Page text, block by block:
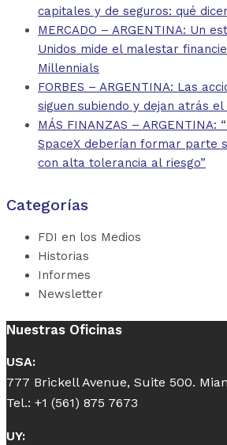
capitales y de seguros: qué
MERCADO – ARGENTINA: Un
Unidos mide el malestar
Millennials
FORBES – ARGENTINA: Las
siguen subiendo y dejan atrás
MÁS FINANZAS – ARGENTINA:
SpaceX deberían formar parte
con alta tolerancia al riesgo”
Categorías
FDI en los Medios
Historias
Informes
Newsletter
Nuestras Oficinas
USA:
777 Brickell Avenue, Suite 500.
Tel.: +1 (561) 875 7673
UY: